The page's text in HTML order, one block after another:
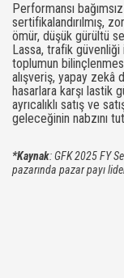
Performansı
sertifikalandırılmış,
ömür, düşük gürültü
Lassa, trafik güvenliği
toplumun
alışveriş, yapay zekâ
hasarlara karşı lastik
ayrıcalıklı satış ve
geleceğinin nabzını
*Kaynak: GFK 2025 FY
pazarında pazar payı